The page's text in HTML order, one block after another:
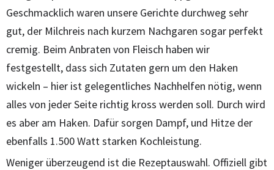
Geschmacklich waren unsere Gerichte durchweg sehr
gut, der Milchreis nach kurzem Nachgaren sogar perfekt
cremig. Beim Anbraten von Fleisch haben wir
festgestellt, dass sich Zutaten gern um den Haken
wickeln – hier ist gelegentliches Nachhelfen nötig, wenn
alles von jeder Seite richtig kross werden soll. Durch wird
es aber am Haken. Dafür sorgen Dampf, und Hitze der
ebenfalls 1.500 Watt starken Kochleistung.
Weniger überzeugend ist die Rezeptauswahl. Offiziell gibt